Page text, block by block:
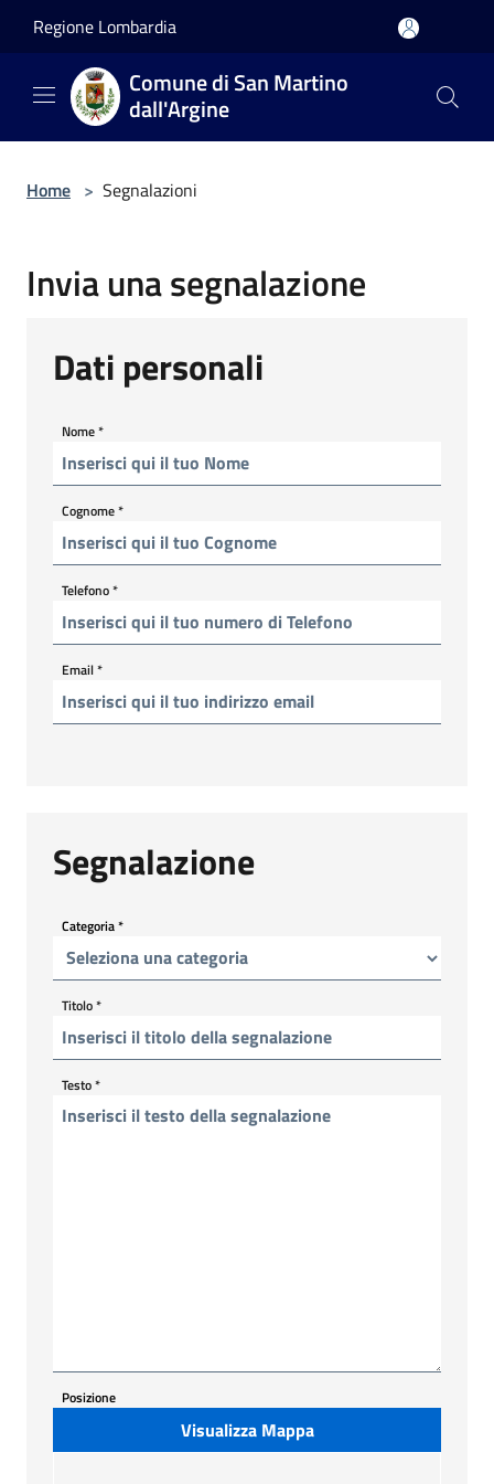
Regione Lombardia
Comune di San Martino
dall'Argine
Home > Segnalazioni
Invia una segnalazione
Dati personali
Nome*
Cognome*
Telefono*
Email*
Segnalazione
Categoria*
Titolo*
Testo*
Posizione
Visualizza Mappa